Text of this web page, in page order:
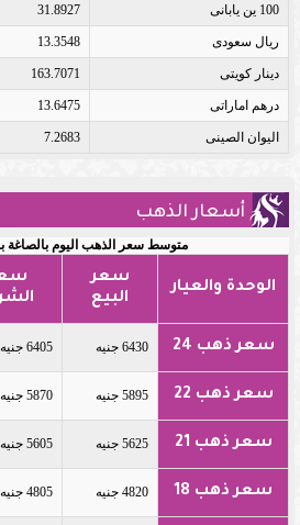
100 ين يابانى 31.8927
ريال سعودى 13.3548
دينار كويتى 163.7071
درهم اماراتى 13.6475
اليوان الصينى 7.2683
أسعار الذهب
متوسط سعر الذهب اليوم بالصاغة
الوحدة والعيار
سعر
البيع
سعر ذهب 24 6430 جنيه 6405 جنيه
سعر ذهب 22 5895 جنيه 5870 جنيه
سعر ذهب 21 5625 جنيه 5605 جنيه
سعر ذهب 18 4820 جنيه 4805 جنيه